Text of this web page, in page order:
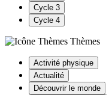
Cycle 3
Cycle 4
Thèmes
Activité physique
Actualité
Découvrir le monde